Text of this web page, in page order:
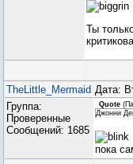
Ты
TheLittle_Mermaid Дата:
Группа:
Проверенные
Сообщений: 1685
Quote (
Джонни
пока